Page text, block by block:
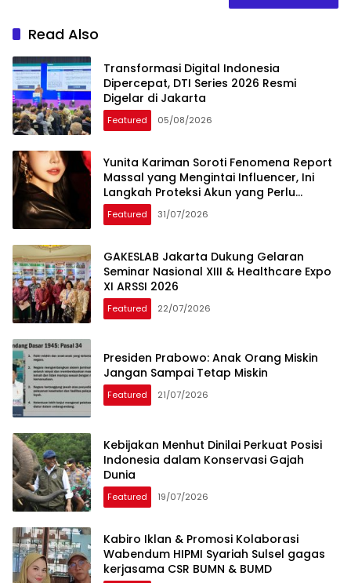
Read Also
Transformasi Digital Indonesia
Dipercepat, DTI Series 2026 Resmi
Digelar di Jakarta
Featured 05/08/2026
Yunita Kariman Soroti Fenomena Report
Massal yang Mengintai Influencer, Ini
Langkah Proteksi Akun yang Perlu
Diketahui
Featured 31/07/2026
GAKESLAB Jakarta Dukung Gelaran
Seminar Nasional XIII & Healthcare Expo
XI ARSSI 2026
Featured 22/07/2026
Presiden Prabowo: Anak Orang Miskin
Jangan Sampai Tetap Miskin
Featured 21/07/2026
Kebijakan Menhut Dinilai Perkuat Posisi
Indonesia dalam Konservasi Gajah
Dunia
Featured 19/07/2026
Kabiro Iklan & Promosi Kolaborasi
Wabendum HIPMI Syariah Sulsel gagas
kerjasama CSR BUMN & BUMD